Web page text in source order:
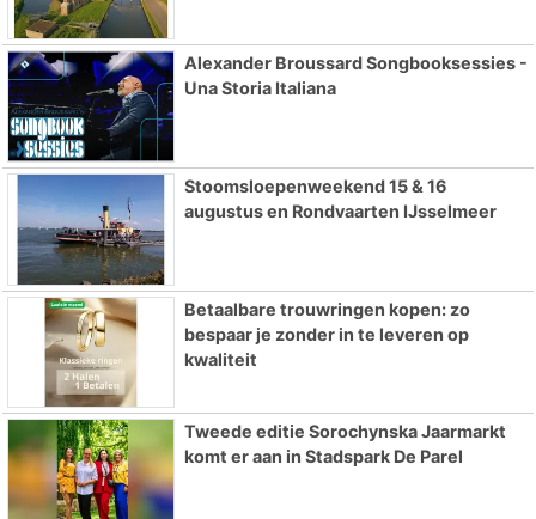
Alexander Broussard Songbooksessies -
Una Storia Italiana
Stoomsloepenweekend 15 & 16
augustus en Rondvaarten IJsselmeer
Betaalbare trouwringen kopen: zo
bespaar je zonder in te leveren op
kwaliteit
Tweede editie Sorochynska Jaarmarkt
komt er aan in Stadspark De Parel